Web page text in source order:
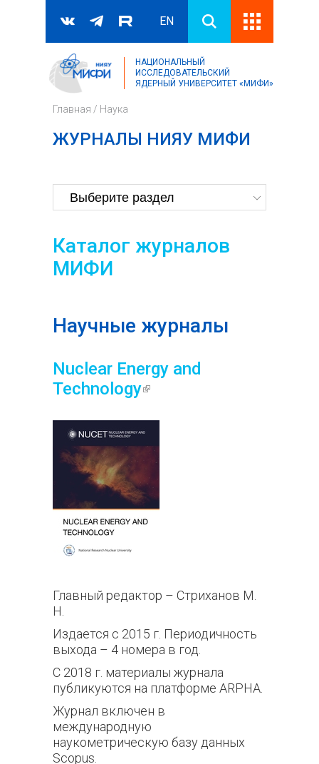
Форма поиска
Поиск
EN
НАЦИОНАЛЬНЫЙ
ИССЛЕДОВАТЕЛЬСКИЙ
ЯДЕРНЫЙ УНИВЕРСИТЕТ «МИФИ»
Главная / Наука
ЖУРНАЛЫ НИЯУ МИФИ
Каталог журналов
МИФИ
Научные журналы
Nuclear Energy and
Technology(внешняя
Главный редактор – Стриханов М.
Н.
Издается с 2015 г. Периодичность
выхода – 4 номера в год.
С 2018 г. материалы журнала
публикуются на платформе ARPHA.
Журнал включен в
международную
наукометрическую базу данных
Scopus.